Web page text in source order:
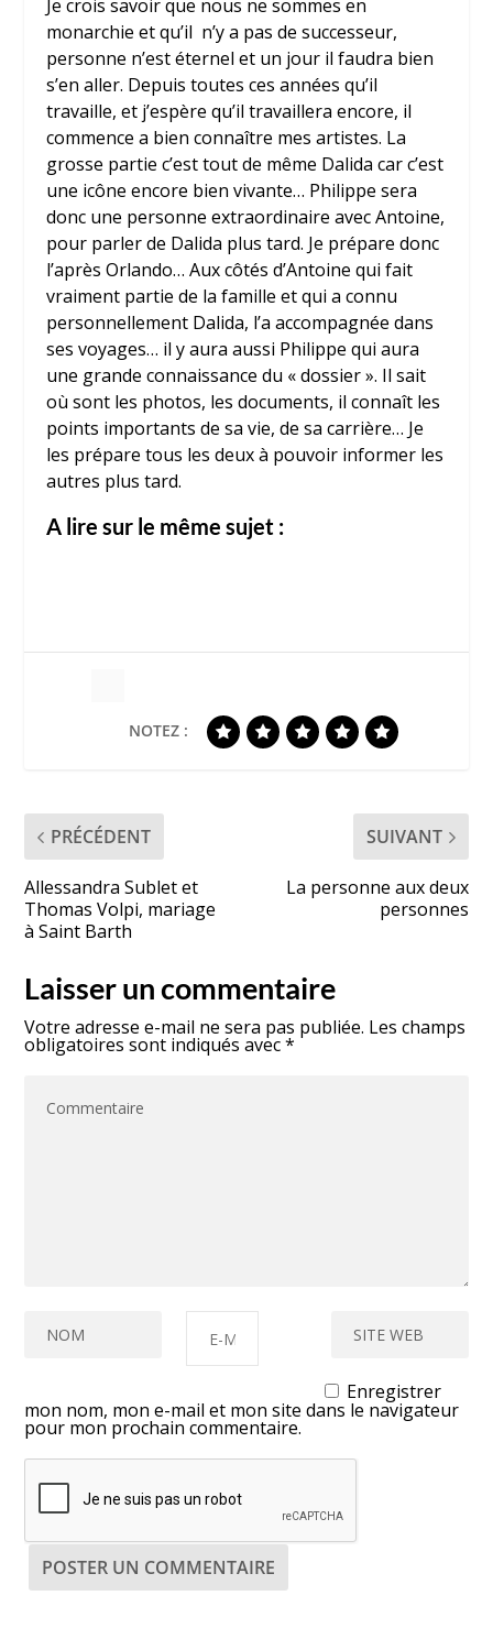
Je crois savoir que nous ne sommes en
monarchie et qu’il n’y a pas de successeur,
personne n’est éternel et un jour il faudra bien
s’en aller. Depuis toutes ces années qu’il
travaille, et j’espère qu’il travaillera encore, il
commence a bien connaître mes artistes. La
grosse partie c’est tout de même Dalida car c’est
une icône encore bien vivante… Philippe sera
donc une personne extraordinaire avec Antoine,
pour parler de Dalida plus tard. Je prépare donc
l’après Orlando… Aux côtés d’Antoine qui fait
vraiment partie de la famille et qui a connu
personnellement Dalida, l’a accompagnée dans
ses voyages… il y aura aussi Philippe qui aura
une grande connaissance du « dossier ». Il sait
où sont les photos, les documents, il connaît les
points importants de sa vie, de sa carrière… Je
les prépare tous les deux à pouvoir informer les
autres plus tard.
A lire sur le même sujet :
NOTEZ :
PRÉCÉDENT
Allessandra Sublet et
Thomas Volpi, mariage
à Saint Barth
SUIVANT
La personne aux deux
personnes
Laisser un commentaire
Votre adresse e-mail ne sera pas publiée. Les champs
obligatoires sont indiqués avec*
Enregistrer
mon nom, mon e-mail et mon site dans le navigateur
pour mon prochain commentaire.